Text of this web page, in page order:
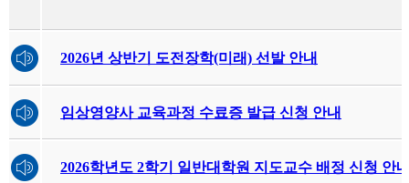
2026년 상반기 도전장학(미래) 선발 안내
임상영양사 교육과정 수료증 발급 신청 안내
2026학년도 2학기 일반대학원 지도교수 배정 신청 안